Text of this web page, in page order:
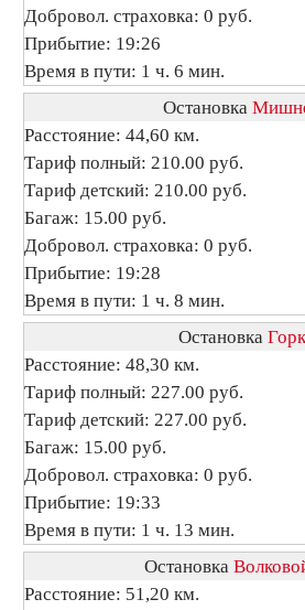
Добровол. страховка: 0 руб.
Прибытие: 19:26
Время в пути: 1 ч. 6 мин.
Остановка
Расстояние: 44,60 км.
Тариф полный: 210.00 руб.
Тариф детский: 210.00 руб.
Багаж: 15.00 руб.
Добровол. страховка: 0 руб.
Прибытие: 19:28
Время в пути: 1 ч. 8 мин.
Остановка
Расстояние: 48,30 км.
Тариф полный: 227.00 руб.
Тариф детский: 227.00 руб.
Багаж: 15.00 руб.
Добровол. страховка: 0 руб.
Прибытие: 19:33
Время в пути: 1 ч. 13 мин.
Остановка
Расстояние: 51,20 км.